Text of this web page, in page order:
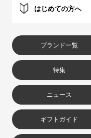
はじめての方へ
ブランド一覧
特集
ニュース
ギフトガイド